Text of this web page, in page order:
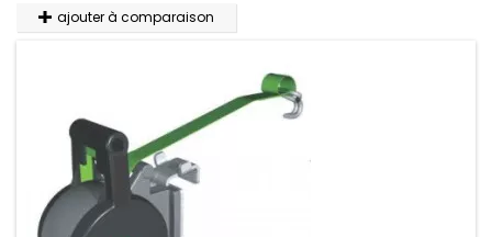
ajouter à comparaison